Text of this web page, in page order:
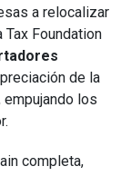
a relocalizar
Foundation
de la
los
completa,